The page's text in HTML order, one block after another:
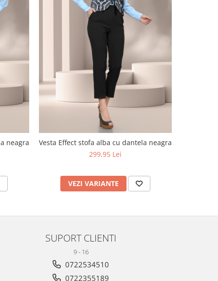
neagra
Vesta Effect stofa alba cu dantela neagra
299,95 Lei
VEZI VARIANTE
SUPORT CLIENTI
9 - 16
0722534510
0722355189